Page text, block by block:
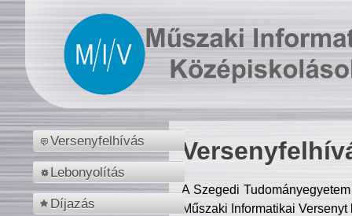
Versenyfelhívás
Lebonyolítás
Díjazás
A Szegedi
Műszaki Informatikai